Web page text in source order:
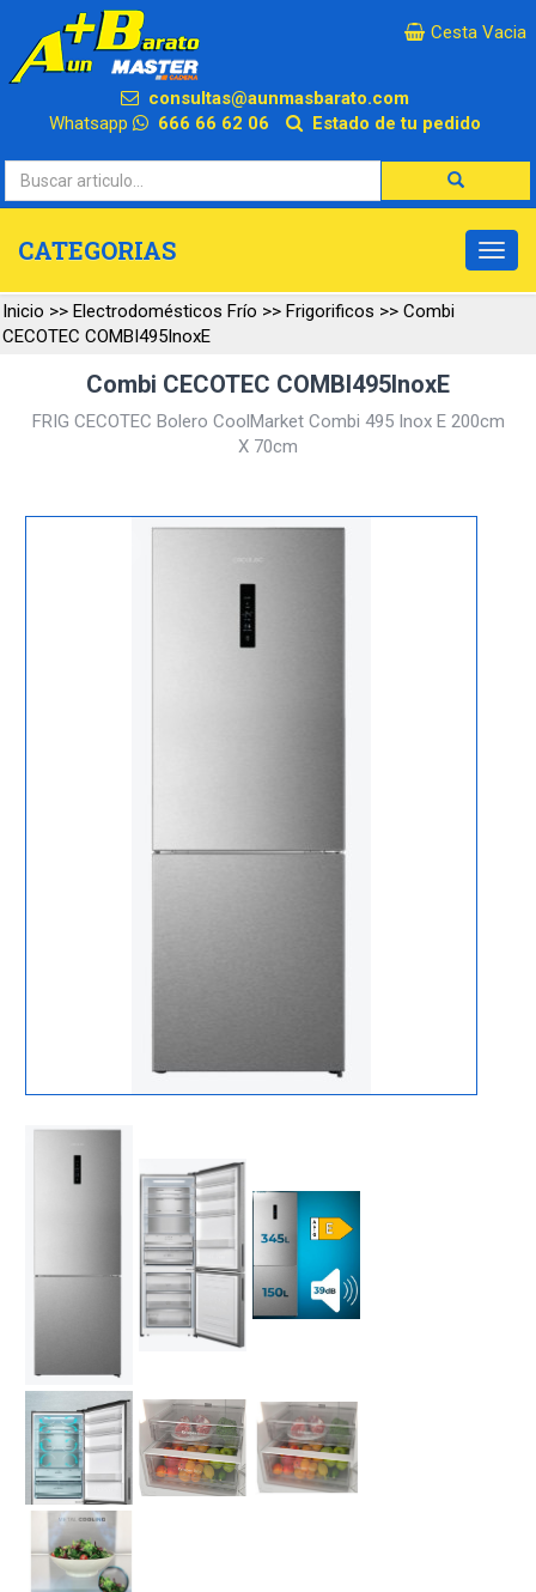
×
Cesta Vacia
consultas@aunmasbarato.com
Whatsapp
666 66 62 06 Estado de tu pedido
CATEGORIAS
Inicio >> Electrodomésticos Frío >> Frigorificos >> Combi
CECOTEC COMBI495InoxE
Combi CECOTEC COMBI495InoxE
FRIG CECOTEC Bolero CoolMarket Combi 495 Inox E 200cm
X 70cm